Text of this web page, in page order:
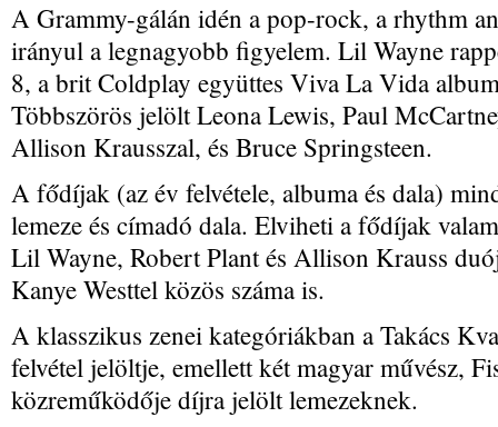
A Grammy-gálán idén a pop-rock, a rhythm
irányul a legnagyobb figyelem. Lil Wayne
8, a brit Coldplay együttes Viva La Vida
Többszörös jelölt Leona Lewis, Paul
Allison Krausszal, és Bruce Springsteen.
A fődíjak (az év felvétele, albuma és dala)
lemeze és címadó dala. Elviheti a fődíjak
Lil Wayne, Robert Plant és Allison Krauss
Kanye Westtel közös száma is.
A klasszikus zenei kategóriákban a Takács
felvétel jelöltje, emellett két magyar művész,
közreműködője díjra jelölt lemezeknek.